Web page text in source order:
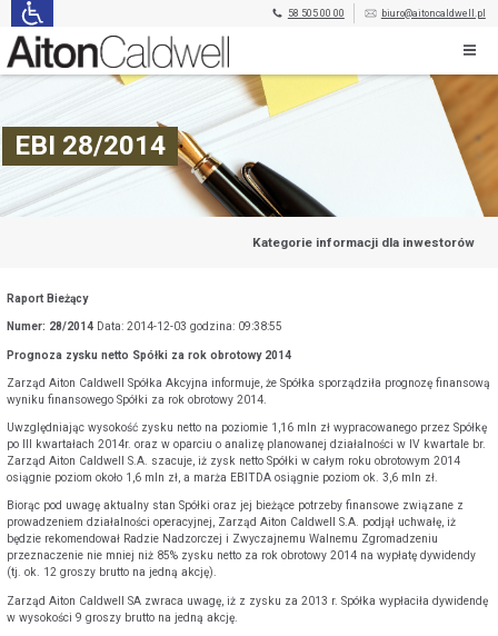
58 505 00 00 biuro@aitoncaldwell.pl
EBI 28/2014
Kategorie informacji dla inwestorów
Raport Bieżący
Numer: 28/2014 Data: 2014-12-03 godzina: 09:38:55
Prognoza zysku netto Spółki za rok obrotowy 2014
Zarząd Aiton Caldwell Spółka Akcyjna informuje, że Spółka sporządziła prognozę finansową
wyniku finansowego Spółki za rok obrotowy 2014.
Uwzględniając wysokość zysku netto na poziomie 1,16 mln zł wypracowanego przez Spółkę
po III kwartałach 2014r. oraz w oparciu o analizę planowanej działalności w IV kwartale br.
Zarząd Aiton Caldwell S.A. szacuje, iż zysk netto Spółki w całym roku obrotowym 2014
osiągnie poziom około 1,6 mln zł, a marża EBITDA osiągnie poziom ok. 3,6 mln zł.
Biorąc pod uwagę aktualny stan Spółki oraz jej bieżące potrzeby finansowe związane z
prowadzeniem działalności operacyjnej, Zarząd Aiton Caldwell S.A. podjął uchwałę, iż
będzie rekomendował Radzie Nadzorczej i Zwyczajnemu Walnemu Zgromadzeniu
przeznaczenie nie mniej niż 85% zysku netto za rok obrotowy 2014 na wypłatę dywidendy
(tj. ok. 12 groszy brutto na jedną akcję).
Zarząd Aiton Caldwell SA zwraca uwagę, iż z zysku za 2013 r. Spółka wypłaciła dywidendę
w wysokości 9 groszy brutto na jedną akcję.